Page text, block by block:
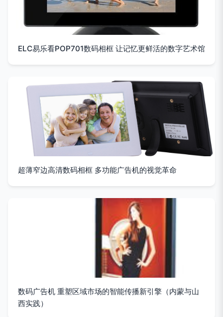
ELC易乐看POP701数码相框 让记忆更鲜活的数字艺术馆
超薄窄边高清数码相框 多功能广告机的视觉革命
数码广告机 重塑区域市场的智能传播新引擎（内蒙与山
西实践）